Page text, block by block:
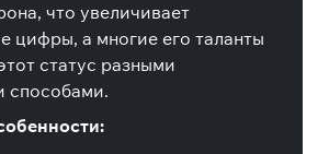
что увеличивает
цифры, а многие его таланты
статус разными
способами.